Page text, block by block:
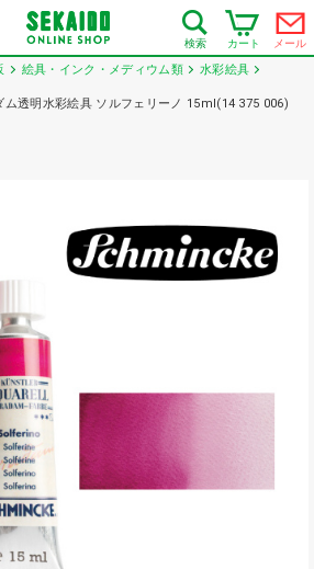
検索 カート メール
絵具・インク・メディウム類
水彩絵具
ム透明水彩絵具 ソルフェリーノ 15ml(14 375 006)